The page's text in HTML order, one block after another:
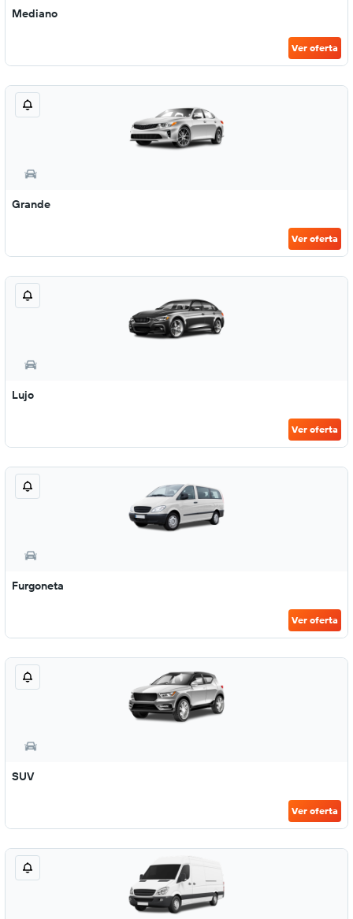
Mediano
Ver oferta
Grande
Ver oferta
Lujo
Ver oferta
Furgoneta
Ver oferta
SUV
Ver oferta